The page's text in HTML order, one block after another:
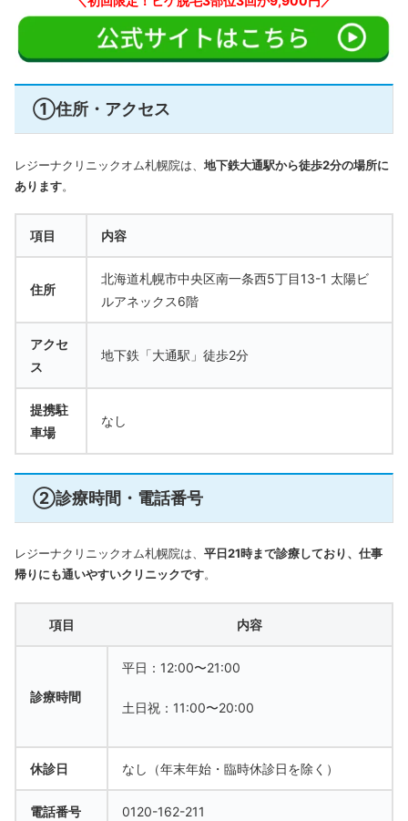
①住所・アクセス
レジーナクリニックオム札幌院は、 地下鉄大通駅から徒歩2分の場所に
あります。
項目 内容
住所
北海道札幌市中央区南一条西5丁目13-1 太陽ビ
ルアネックス6階
アクセ
ス
地下鉄「大通駅」徒歩2分
提携駐
車場
なし
②診療時間・電話番号
レジーナクリニックオム札幌院は、 平日21時まで診療しており、仕事
帰りにも通いやすいクリニックです。
項目 内容
診療時間
平日：12:00〜21:00
土日祝：11:00〜20:00
休診日 なし（年末年始・臨時休診日を除く）
電話番号 0120-162-211